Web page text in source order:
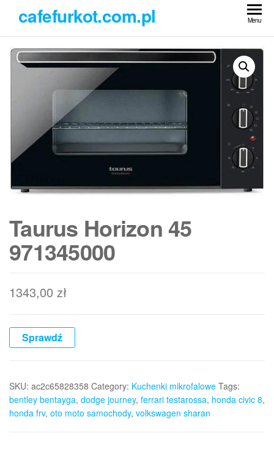
treści
cafefurkot.com.pl Menu
Taurus Horizon 45
971345000
1343,00 zł
Sprawdź
SKU: ac2c65828358 Category: Kuchenki mikrofalowe Tags:
bentley bentayga, dodge journey, ferrari testarossa, honda civic 8,
honda frv, oto moto samochody, volkswagen sharan